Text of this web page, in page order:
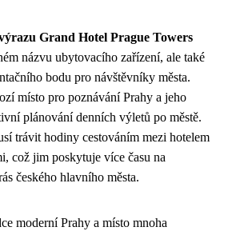
Grand Hotel Prague Towers
názvu ubytovacího zařízení, ale také
bodu pro návštěvníky města.
místo pro poznávání Prahy a jeho
plánování denních výletů po městě.
trávit hodiny cestováním mezi hotelem
což jim poskytuje více času na
českého hlavního města.
moderní Prahy a místo mnoha